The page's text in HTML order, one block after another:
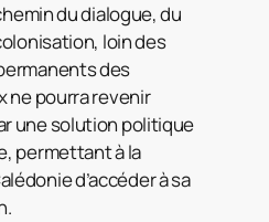
du dialogue, du
loin des
des
ne pourra revenir
une solution politique
permettant à la
d’accéder à sa